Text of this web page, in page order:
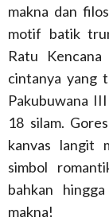
makna dan
motif batik
Ratu
cintanya yang
Pakubuwana
18 silam.
kanvas langit
simbol
bahkan
makna!